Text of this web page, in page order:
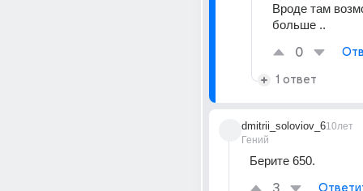
Вроде там
больше ..
0
1 ответ
dmitrii_soloviov_6
Гений
10лет
Берите 650.